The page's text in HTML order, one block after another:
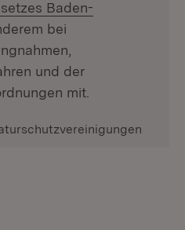
Baden-
neuem Fenster)
bei
und der
mit.